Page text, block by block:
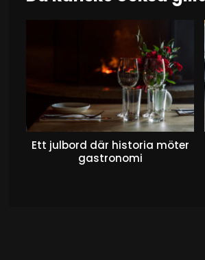
Ett julbord där historia möter
gastronomi